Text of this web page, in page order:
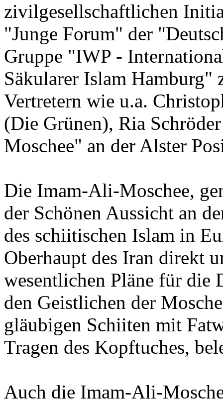
zivilgesellschaftlichen
"Junge Forum" der
Gruppe "IWP -
Säkularer Islam Hamburg"
Vertretern wie u.a.
(Die Grünen), Ria
Moschee" an der Alster
Die Imam-Ali-Moschee,
der Schönen Aussicht an
des schiitischen Islam in
Oberhaupt des Iran direkt
wesentlichen Pläne für die
den Geistlichen der
gläubigen Schiiten mit
Tragen des Kopftuches,
Auch die Imam-Ali-